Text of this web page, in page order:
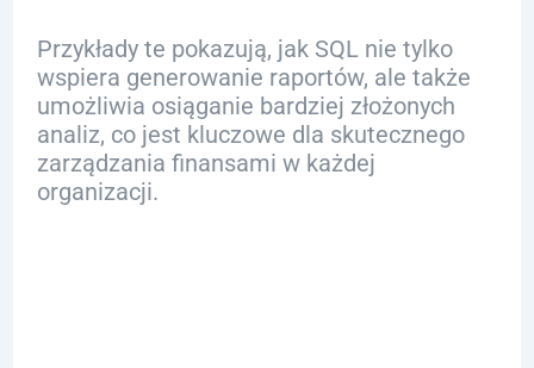
Przykłady te pokazują, jak SQL nie tylko
wspiera generowanie raportów, ale także
umożliwia osiąganie bardziej złożonych
analiz, co jest kluczowe dla skutecznego
zarządzania finansami w każdej
organizacji.